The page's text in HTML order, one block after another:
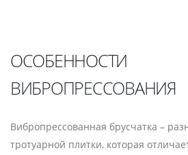
ОСОБЕННОСТИ
ВИБРОПРЕССОВАНИЯ
Вибропрессованная брусчатка –
тротуарной плитки, которая